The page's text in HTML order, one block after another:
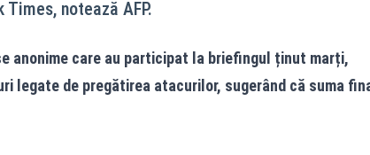
notează AFP.
anonime care au participat la briefingul ținut marți,
legate de pregătirea atacurilor, sugerând că suma